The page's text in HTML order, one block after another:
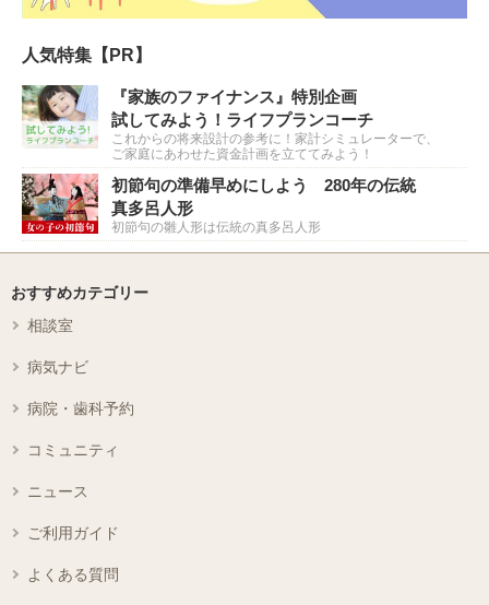
人気特集【PR】
『家族のファイナンス』特別企画
試してみよう！ライフプランコーチ
これからの将来設計の参考に！家計シミュレーターで、
ご家庭にあわせた資金計画を立ててみよう！
初節句の準備早めにしよう 280年の伝統
真多呂人形
初節句の雛人形は伝統の真多呂人形
おすすめカテゴリー
相談室
病気ナビ
病院・歯科予約
コミュニティ
ニュース
ご利用ガイド
よくある質問